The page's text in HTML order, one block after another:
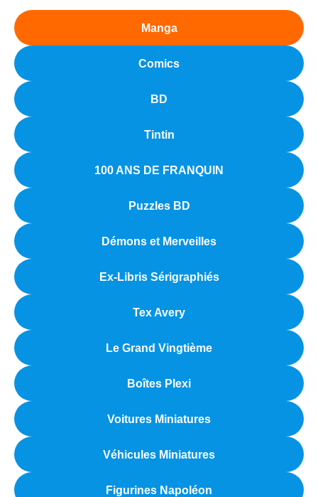
Manga
Comics
BD
Tintin
100 ANS DE FRANQUIN
Puzzles BD
Démons et Merveilles
Ex-Libris Sérigraphiés
Tex Avery
Le Grand Vingtième
Boîtes Plexi
Voitures Miniatures
Véhicules Miniatures
Figurines Napoléon